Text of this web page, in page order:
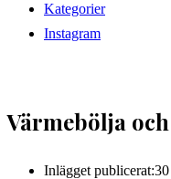
Kategorier
Instagram
Värmebölja
Inlägget publicerat: